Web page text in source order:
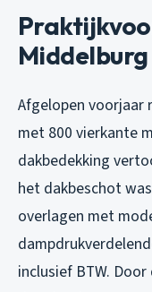
Middelburg
Afgelopen voorjaar
met 800 vierkante
dakbedekking
het dakbeschot
overlagen met
inclusief BTW.